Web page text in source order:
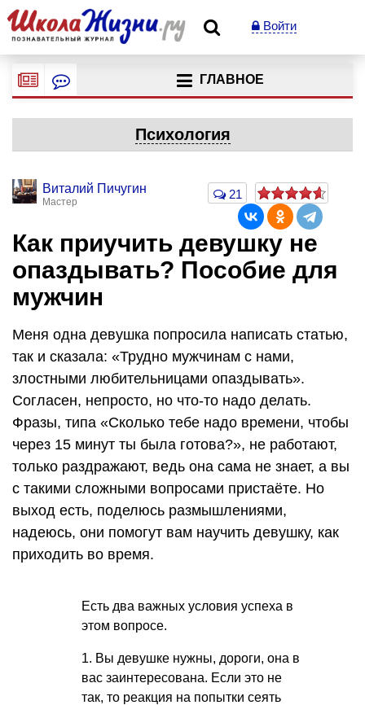
Войти
ГЛАВНОЕ
Психология
Виталий Пичугин
Мастер
21
Как приучить девушку не
опаздывать? Пособие для
мужчин
Меня одна девушка попросила написать статью,
так и сказала: «Трудно мужчинам с нами,
злостными любительницами опаздывать».
Согласен, непросто, но что-то надо делать.
Фразы, типа «Сколько тебе надо времени, чтобы
через 15 минут ты была готова?», не работают,
только раздражают, ведь она сама не знает, а вы
с такими сложными вопросами пристаёте. Но
выход есть, поделюсь размышлениями,
надеюсь, они помогут вам научить девушку, как
приходить во время.
Есть два важных условия успеха в
этом вопросе.
1. Вы девушке нужны, дороги, она в
вас заинтересована. Если это не
так, то реакция на попытки сеять